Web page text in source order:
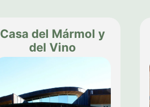
Casa del Mármol y
del Vino